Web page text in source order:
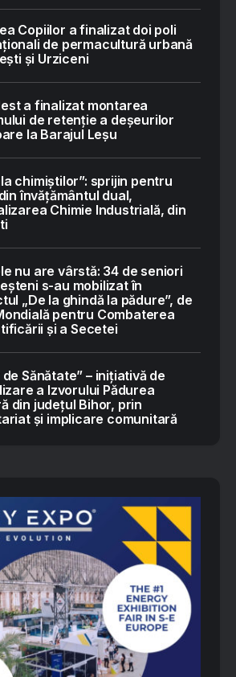
Copiilor a finalizat doi poli
de permacultură urbană
și Urziceni
a finalizat montarea
de retenție a deșeurilor
la Barajul Leșu
chimiștilor”: sprijin pentru
învățământul dual,
Chimie Industrială, din
nu are vârstă: 34 de seniori
s-au mobilizat în
„De la ghindă la pădure”, de
pentru Combaterea
și a Secetei
de Sănătate” – inițiativă de
a Izvorului Pădurea
din județul Bihor, prin
și implicare comunitară